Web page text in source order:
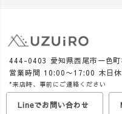
444-0403 愛知県西尾市一色
営業時間 10:00〜17:00 木日
*来店時、事前にご連絡ください
Lineでお問い合わせ